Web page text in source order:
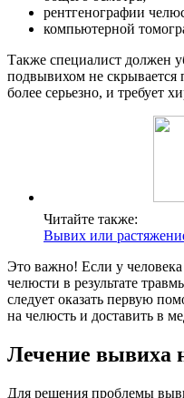
рентгенографии
компьютерной
Также специалист должен
подвывихом не скрывается
более серьезно, и требует
Читайте также:
Вывих или
Это важно! Если у
челюсти в результате
следует оказать первую
на челюсть и доставить в
Лечение вывиха
Для решения проблемы